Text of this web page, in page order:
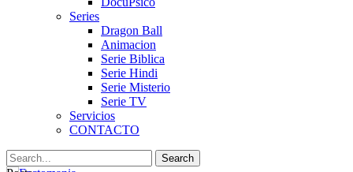
Series
Dragon Ball
Animacion
Serie Biblica
Serie Hindi
Serie Misterio
Serie TV
Servicios
CONTACTO